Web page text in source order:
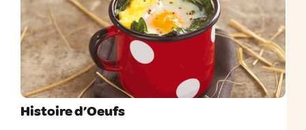
Histoire d’Oeufs